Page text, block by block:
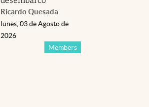
Ricardo Quesada
Members
lunes, 03 de Agosto de
2026